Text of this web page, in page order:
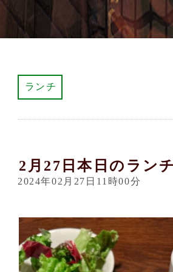
ランチ
2月27日本日のラン
2024年02月27日11時00分